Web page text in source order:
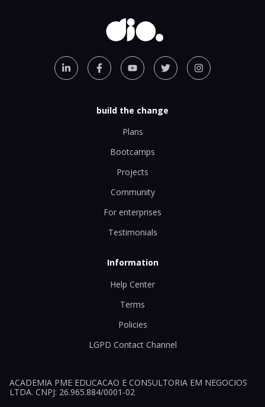
build the change
Plans
Bootcamps
Projects
Community
For enterprises
Testimonials
Information
Help Center
Terms
Policies
LGPD Contact Channel
ACADEMIA PME EDUCACAO E CONSULTORIA EM NEGOCIOS
LTDA. CNPJ: 26.965.884/0001-02